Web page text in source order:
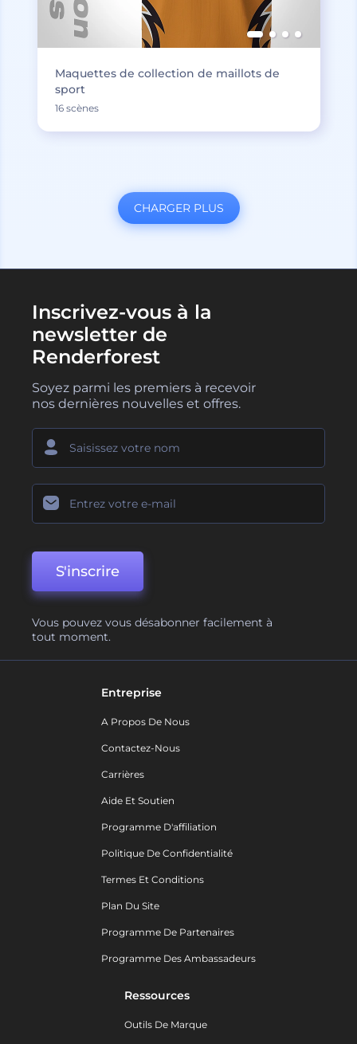
Maquettes de collection de maillots de
sport
16 scènes
CHARGER PLUS
Inscrivez-vous à la
newsletter de
Renderforest
Soyez parmi les premiers à recevoir
nos dernières nouvelles et offres.
S'inscrire
Vous pouvez vous désabonner facilement à
tout moment.
Entreprise
A Propos De Nous
Contactez-Nous
Carrières
Aide Et Soutien
Programme D'affiliation
Politique De Confidentialité
Termes Et Conditions
Plan Du Site
Programme De Partenaires
Programme Des Ambassadeurs
Ressources
Outils De Marque